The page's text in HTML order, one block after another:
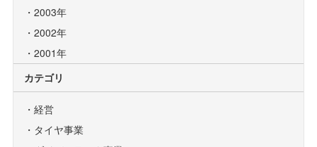
2003年
2002年
2001年
カテゴリ
経営
タイヤ事業